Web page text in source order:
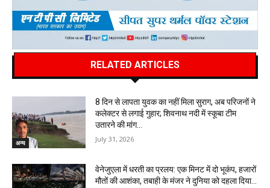
RELATED ARTICLES
अन्य
8 दिन से लापता युवक का नहीं मिला सुराग, अब परिजनों ने
कलेक्टर से लगाई गुहार; शिवनाथ नदी में स्कूबा टीम
उतारने की मांग…
July 31, 2026
वेनेजुएला में धरती का प्रलय: एक मिनट में दो भूकंप, हजारों
मौतों की आशंका, तबाही के मंजर ने दुनिया को दहला दिया…